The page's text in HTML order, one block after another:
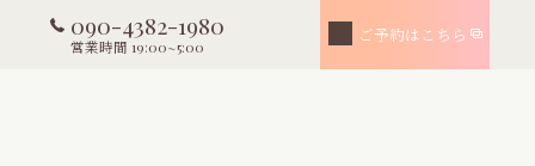
090-4382-1980
営業時間 19:00~5:00
ご予約はこちら
© 2026 東京都渋谷のシーシャならami Luxury Bar & Shisha ALL RIGHTS